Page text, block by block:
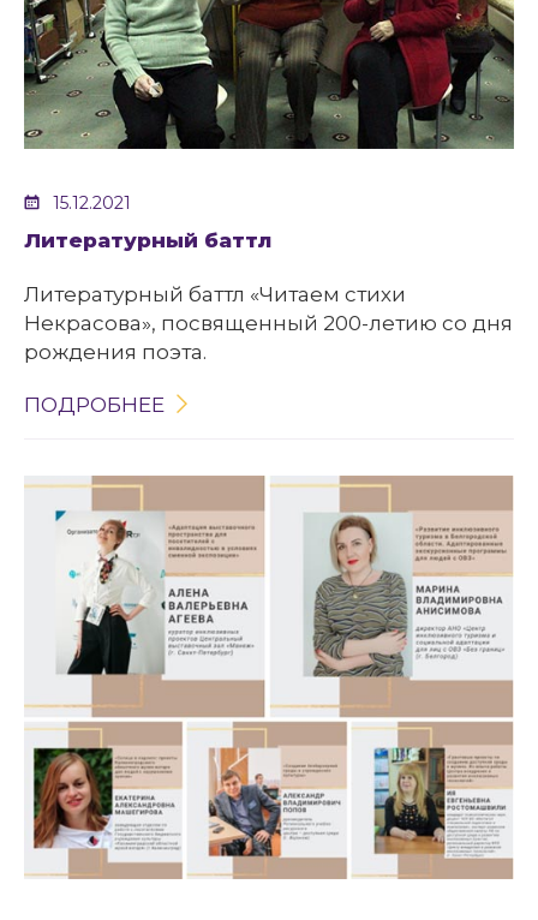
15.12.2021
Литературный баттл
Литературный баттл «Читаем стихи
Некрасова», посвященный 200-летию со дня
рождения поэта.
ПОДРОБНЕЕ